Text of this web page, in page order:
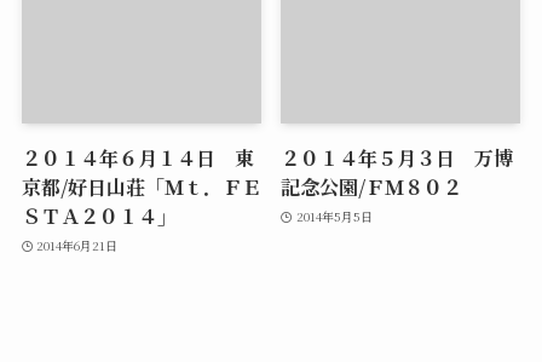
２０１４年６月１４日 東
京都/好日山荘「Ｍｔ．ＦＥ
ＳＴＡ２０１４」
2014年6月21日
２０１４年５月３日 万博
記念公園/ＦＭ８０２
2014年5月5日